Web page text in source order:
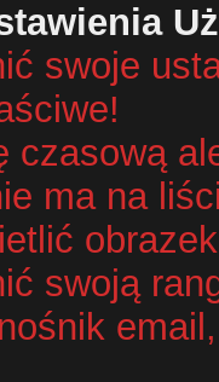
swoje
czasową
ma na
swoją